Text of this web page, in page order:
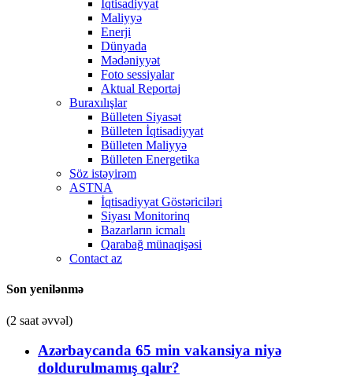
İqtisadiyyat
Maliyyə
Enerji
Dünyada
Mədəniyyət
Foto sessiyalar
Aktual Reportaj
Buraxılışlar
Bülleten Siyasət
Bülleten İqtisadiyyat
Bülleten Maliyyə
Bülleten Energetika
Söz istəyirəm
ASTNA
İqtisadiyyat Göstəriciləri
Siyası Monitorinq
Bazarların icmalı
Qarabağ münaqişəsi
Contact az
Son yenilənmə
(2 saat əvvəl)
Azərbaycanda 65 min vakansiya niyə
doldurulmamış qalır?